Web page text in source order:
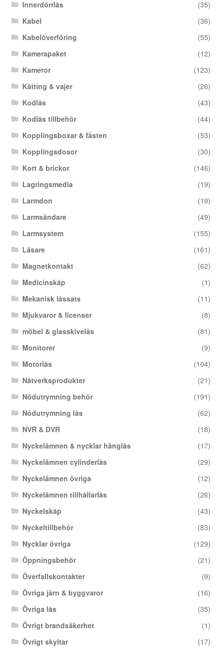
Innerdörrlås
(35)
Kabel
(36)
Kabelöverföring
(55)
Kamerapaket
(12)
Kameror
(123)
Kätting & vajer
(26)
Kodlås
(43)
Kodlås tillbehör
(44)
Kopplingsboxar & fästen
(53)
Kopplingsdosor
(30)
Kort & brickor
(146)
Lagringsmedia
(19)
Larmdon
(19)
Larmsändare
(49)
Larmsystem
(155)
Läsare
(161)
Magnetkontakt
(62)
Medicinskåp
(1)
Mekanisk låssats
(11)
Mjukvaror & licenser
(8)
möbel & glasskivelås
(81)
Monitorer
(9)
Motorlås
(104)
Nätverksprodukter
(21)
Nödutrymning behör
(191)
Nödutrymning lås
(62)
NVR & DVR
(18)
Nyckelämnen & nycklar hänglås
(17)
Nyckelämnen cylinderlås
(29)
Nyckelämnen övriga
(12)
Nyckelämnen tillhållarlås
(26)
Nyckelskåp
(43)
Nyckeltillbehör
(83)
Nycklar övriga
(129)
Öppningsbehör
(21)
Överfallskontakter
(9)
Övriga järn & byggvaror
(16)
Övriga lås
(35)
Övrigt brandsäkerhet
(1)
Övrigt skyltar
(17)